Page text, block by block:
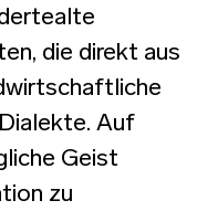
die direkt aus
Auf
Geist
zu